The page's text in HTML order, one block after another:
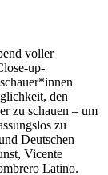
voller
up-
den
zu schauen – um
zu
Deutschen
Vicente
Latino.